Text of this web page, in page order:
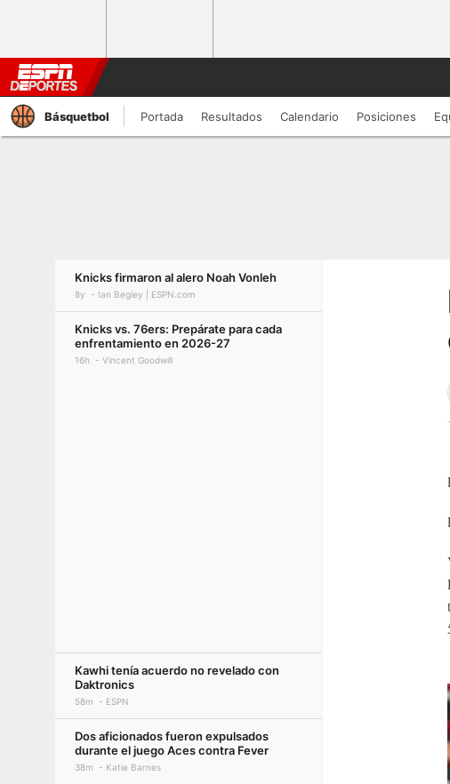
Básquetbol Portada Resultados Calendario Posiciones
Knicks firmaron al alero Noah Vonleh
8y Ian Begley | ESPN.com
Knicks vs. 76ers: Prepárate para cada
enfrentamiento en 2026-27
16h Vincent Goodwill
Kawhi tenía acuerdo no revelado con
Daktronics
58m ESPN
Dos aficionados fueron expulsados
durante el juego Aces contra Fever
38m Katie Barnes